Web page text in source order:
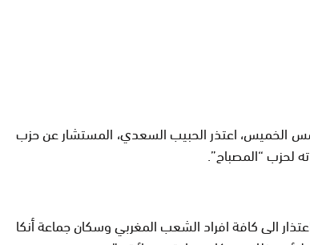
أمس الخميس، اعتذر الحبيب السعدي، المستشار عن حزب
لحزب “المصباح”.
الى كافة افراد الشعب المغربي وسكان جماعة أنكا